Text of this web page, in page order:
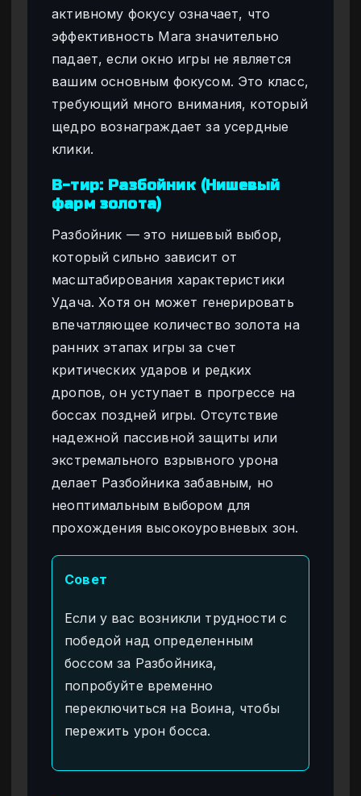
активному фокусу означает, что
эффективность Мага значительно
падает, если окно игры не является
вашим основным фокусом. Это класс,
требующий много внимания, который
щедро вознаграждает за усердные
клики.
B-тир: Разбойник (Нишевый
фарм золота)
Разбойник — это нишевый выбор,
который сильно зависит от
масштабирования характеристики
Удача. Хотя он может генерировать
впечатляющее количество золота на
ранних этапах игры за счет
критических ударов и редких
дропов, он уступает в прогрессе на
боссах поздней игры. Отсутствие
надежной пассивной защиты или
экстремального взрывного урона
делает Разбойника забавным, но
неоптимальным выбором для
прохождения высокоуровневых зон.
Совет
Если у вас возникли трудности с
победой над определенным
боссом за Разбойника,
попробуйте временно
переключиться на Воина, чтобы
пережить урон босса.